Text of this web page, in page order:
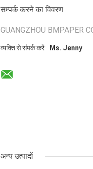
सम्पर्क करने का विवरण
GUANGZHOU BMPAPER
व्यक्ति से संपर्क करें: Ms. Jenny
अन्य उत्पादों